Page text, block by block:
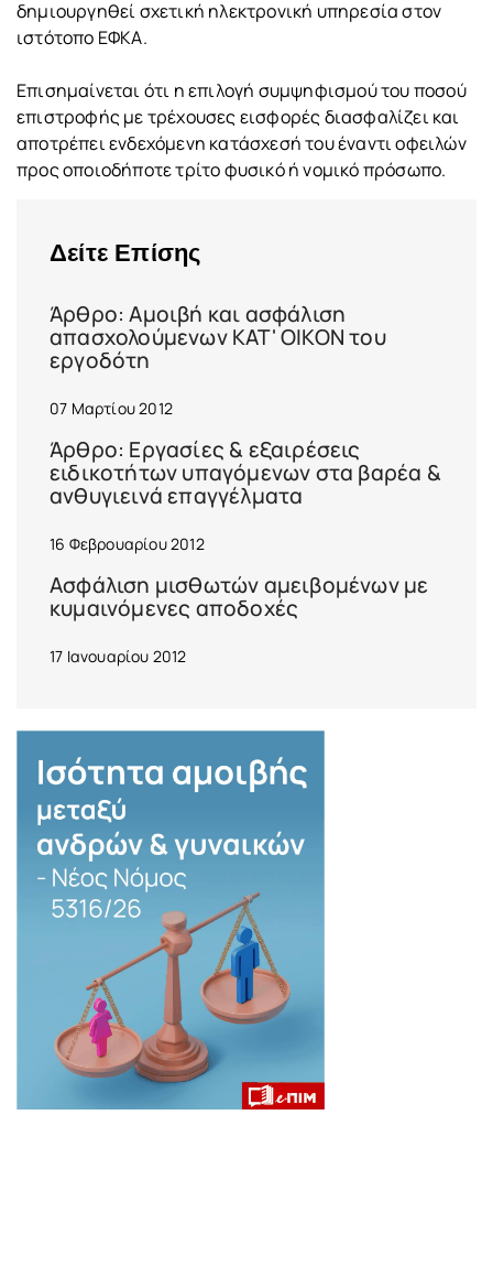
δημιουργηθεί σχετική ηλεκτρονική υπηρεσία στον
ιστότοπο ΕΦΚΑ.
Επισημαίνεται ότι η επιλογή συμψηφισμού του ποσού
επιστροφής με τρέχουσες εισφορές διασφαλίζει και
αποτρέπει ενδεχόμενη κατάσχεσή του έναντι οφειλών
προς οποιοδήποτε τρίτο φυσικό ή νομικό πρόσωπο.
Δείτε Επίσης
Άρθρο: Αμοιβή και ασφάλιση
απασχολούμενων ΚΑΤ' ΟΙΚΟΝ του
εργοδότη
07 Μαρτίου 2012
Άρθρο: Εργασίες & εξαιρέσεις
ειδικοτήτων υπαγόμενων στα βαρέα &
ανθυγιεινά επαγγέλματα
16 Φεβρουαρίου 2012
Ασφάλιση μισθωτών αμειβομένων με
κυμαινόμενες αποδοχές
17 Ιανουαρίου 2012